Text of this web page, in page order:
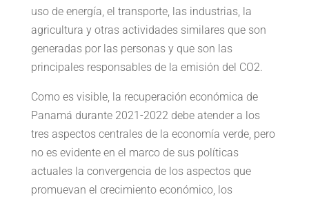
uso de energía, el transporte, las industrias, la
agricultura y otras actividades similares que son
generadas por las personas y que son las
principales responsables de la emisión del CO2.
Como es visible, la recuperación económica de
Panamá durante 2021-2022 debe atender a los
tres aspectos centrales de la economía verde, pero
no es evidente en el marco de sus políticas
actuales la convergencia de los aspectos que
promuevan el crecimiento económico, los